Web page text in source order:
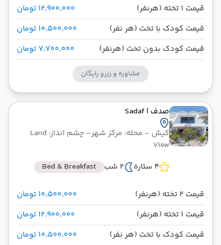
قیمت 1 تخته (هرنفر)
۱۲٬۹۰۰٬۰۰۰ تومان
قیمت کودک با تخت (هر نفر)
۱۰٬۵۰۰٬۰۰۰ تومان
قیمت کودک بدون تخت (هرنفر)
۷٬۷۰۰٬۰۰۰ تومان
مشاوره و رزرو رایگان
صدف | Sadaf
کیش - محله: مرکز شهر
- چشم انداز: Land
View
4 ستاره
2 شب Bed & Breakfast
قیمت 2 تخته (هرنفر)
۱۰٬۵۰۰٬۰۰۰ تومان
قیمت 1 تخته (هرنفر)
۱۲٬۹۰۰٬۰۰۰ تومان
قیمت کودک با تخت (هر نفر)
۱۰٬۵۰۰٬۰۰۰ تومان